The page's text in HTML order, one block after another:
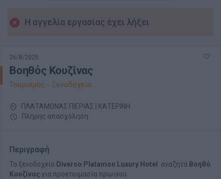
Η αγγελία εργασίας έχει λήξει
26/8/2025
Βοηθός Κουζίνας
Τουρισμός - Ξενοδοχεία
ΠΛΑΤΑΜΩΝΑΣ ΠΙΕΡΙΑΣ | ΚΑΤΕΡΙΝΗ
Πλήρης απασχόληση
Περιγραφή
Το ξενοδοχείο Diverso Platamon Luxury Hotel αναζητά Βοηθό
Κουζίνας για προετοιμασία πρωινού.